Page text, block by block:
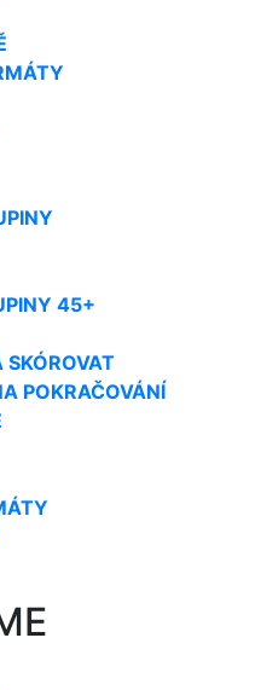
45+
POKRAČOVÁNÍ